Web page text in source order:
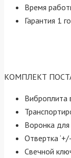
Время
Гарантия 1
КОМПЛЕКТ
Виброплита
Воронка
Отвертка
Свечной